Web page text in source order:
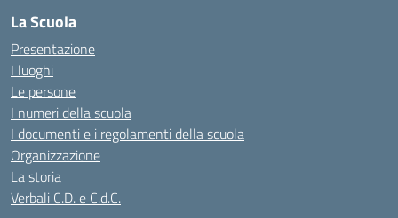
La Scuola
Presentazione
I luoghi
Le persone
I numeri della scuola
I documenti e i regolamenti della scuola
Organizzazione
La storia
Verbali C.D. e C.d.C.